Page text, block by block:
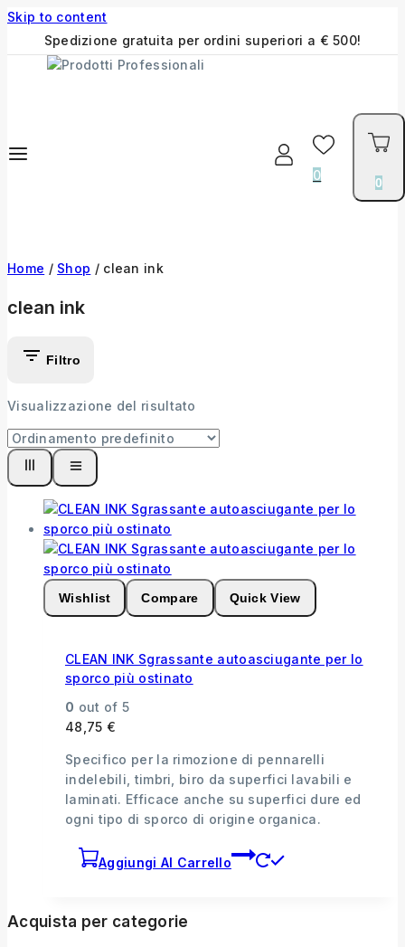
Skip to content
Spedizione gratuita per ordini superiori a € 500!
0 0
Home / Shop / clean ink
clean ink
Filtro
Visualizzazione del risultato
Wishlist Compare Quick View
CLEAN INK Sgrassante autoasciugante per lo
sporco più ostinato
0 out of 5
48,75 €
Specifico per la rimozione di pennarelli
indelebili, timbri, biro da superfici lavabili e
laminati. Efficace anche su superfici dure ed
ogni tipo di sporco di origine organica.
Aggiungi Al Carrello
Acquista per categorie